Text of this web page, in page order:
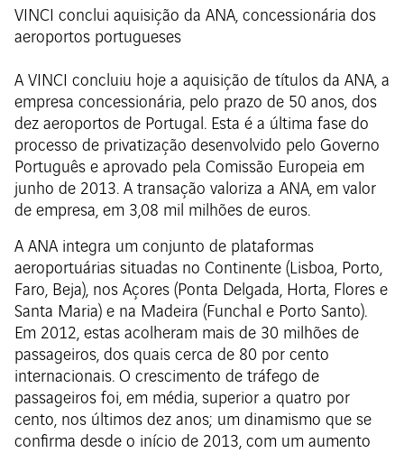
VINCI conclui aquisição da ANA, concessionária dos
aeroportos portugueses
A VINCI concluiu hoje a aquisição de títulos da ANA, a
empresa concessionária, pelo prazo de 50 anos, dos
dez aeroportos de Portugal. Esta é a última fase do
processo de privatização desenvolvido pelo Governo
Português e aprovado pela Comissão Europeia em
junho de 2013. A transação valoriza a ANA, em valor
de empresa, em 3,08 mil milhões de euros.
A ANA integra um conjunto de plataformas
aeroportuárias situadas no Continente (Lisboa, Porto,
Faro, Beja), nos Açores (Ponta Delgada, Horta, Flores e
Santa Maria) e na Madeira (Funchal e Porto Santo).
Em 2012, estas acolheram mais de 30 milhões de
passageiros, dos quais cerca de 80 por cento
internacionais. O crescimento de tráfego de
passageiros foi, em média, superior a quatro por
cento, nos últimos dez anos; um dinamismo que se
confirma desde o início de 2013, com um aumento